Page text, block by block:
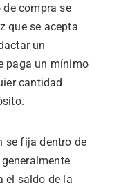
de compra se
que se acepta
un
paga un mínimo
cantidad
se fija dentro de
el saldo de la